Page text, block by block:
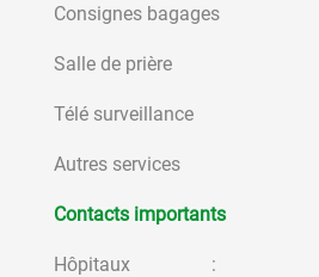
Consignes bagages
Salle de prière
Télé surveillance
Autres services
Contacts importants
Hôpitaux